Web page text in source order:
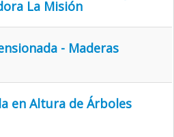
La Misión
- Maderas
en Altura de Árboles